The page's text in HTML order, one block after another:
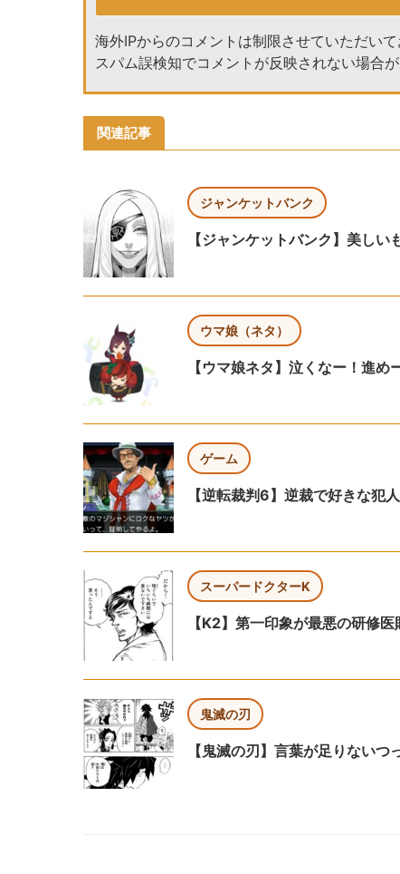
海外IPからのコメントは制限させていただいて
スパム誤検知でコメントが反映されない場合
関連記事
ジャンケットバンク
【ジャンケットバンク】美し
ウマ娘（ネタ）
【ウマ娘ネタ】泣くなー！進め
ゲーム
【逆転裁判6】逆裁で好きな犯
スーパードクターK
【K2】第一印象が最悪の研修医
鬼滅の刃
【鬼滅の刃】言葉が足りないつ